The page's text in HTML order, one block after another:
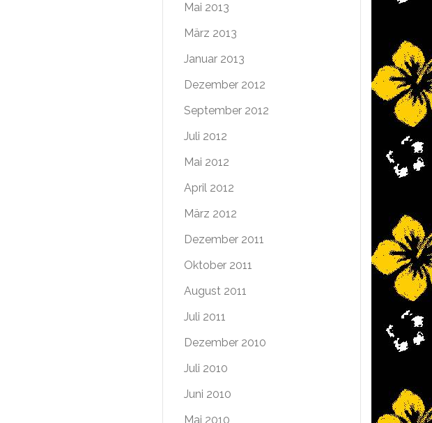
Mai 2013
März 2013
Januar 2013
Dezember 2012
September 2012
Juli 2012
Mai 2012
April 2012
März 2012
Dezember 2011
Oktober 2011
August 2011
Juli 2011
Dezember 2010
Juli 2010
Juni 2010
Mai 2010